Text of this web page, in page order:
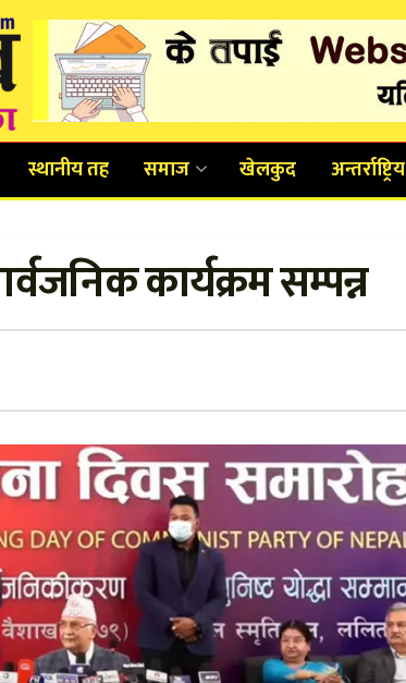
स्थानीय तह समाज खेलकुद अन्तर्राष्ट्रिय
कार्यक्रम सम्पन्न